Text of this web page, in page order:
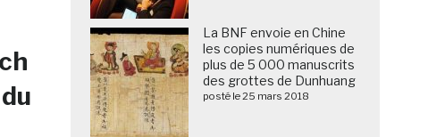
La BNF envoie en Chine
les copies numériques de
plus de 5 000 manuscrits
des grottes de Dunhuang
posté le 25 mars 2018